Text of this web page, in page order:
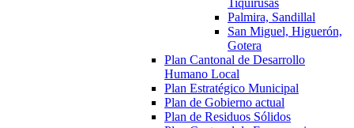
Tiquirusas
Palmira, Sandillal
San Miguel, Higuerón,
Gotera
Plan Cantonal de Desarrollo
Humano Local
Plan Estratégico Municipal
Plan de Gobierno actual
Plan de Residuos Sólidos